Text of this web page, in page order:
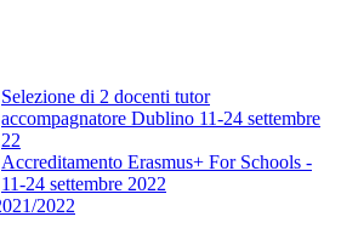
Selezione di 2 docenti tutor
accompagnatore Dublino 11-24 settembre
22
Accreditamento Erasmus+ For Schools -
11-24 settembre 2022
2022